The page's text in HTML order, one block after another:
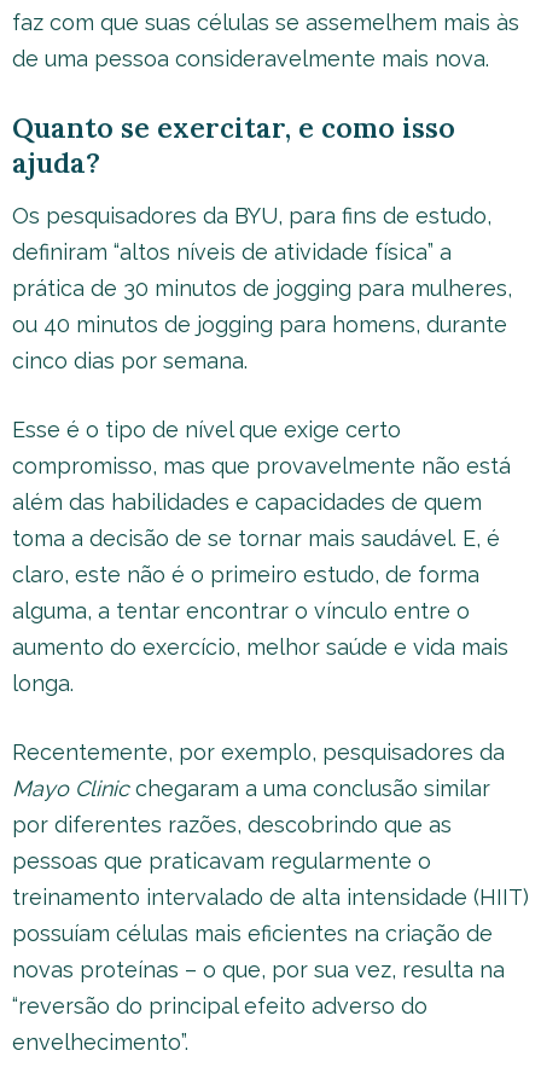
faz com que suas células se assemelhem mais às
de uma pessoa consideravelmente mais nova.
Quanto se exercitar, e como isso
ajuda?
Os pesquisadores da BYU, para fins de estudo,
definiram “altos níveis de atividade física” a
prática de 30 minutos de jogging para mulheres,
ou 40 minutos de jogging para homens, durante
cinco dias por semana.
Esse é o tipo de nível que exige certo
compromisso, mas que provavelmente não está
além das habilidades e capacidades de quem
toma a decisão de se tornar mais saudável. E, é
claro, este não é o primeiro estudo, de forma
alguma, a tentar encontrar o vínculo entre o
aumento do exercício, melhor saúde e vida mais
longa.
Recentemente, por exemplo, pesquisadores da
Mayo Clinicchegaram a uma conclusão similar
por diferentes razões, descobrindo que as
pessoas que praticavam regularmente o
treinamento intervalado de alta intensidade (HIIT)
possuíam células mais eficientes na criação de
novas proteínas – o que, por sua vez, resulta na
“reversão do principal efeito adverso do
envelhecimento”.